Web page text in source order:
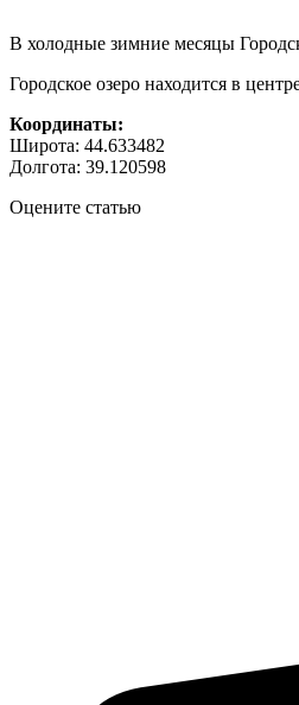
В холодные зимние месяцы
Городское озеро находится в
Координаты:
Широта: 44.633482
Долгота: 39.120598
Оцените статью